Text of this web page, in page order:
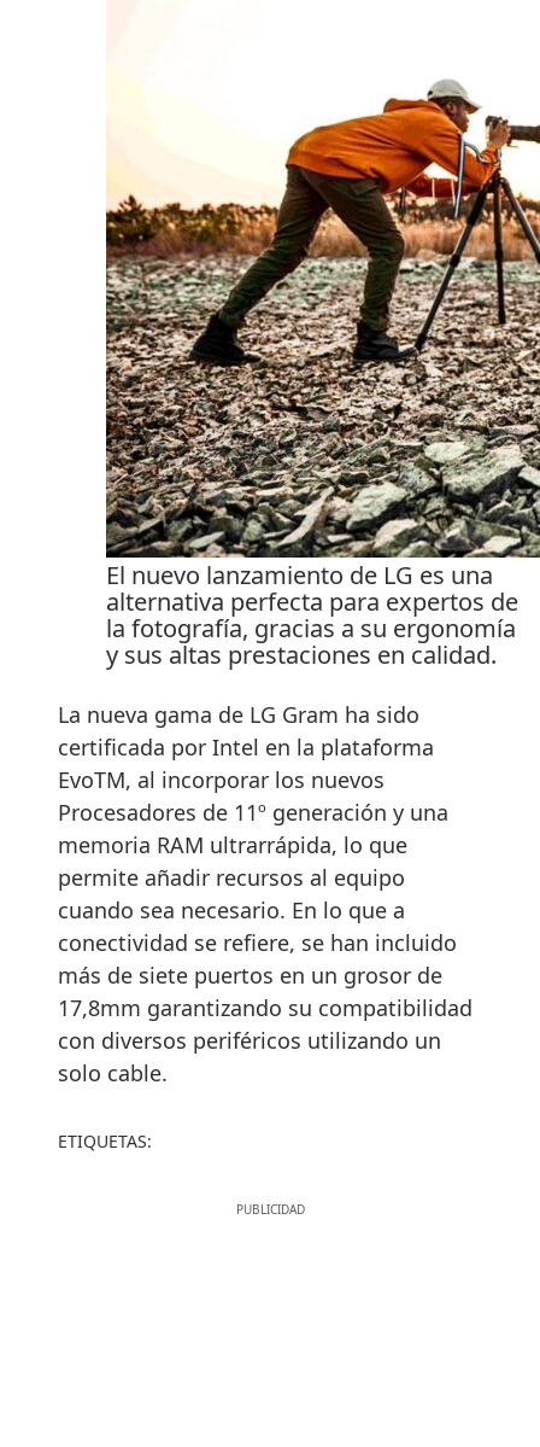
El nuevo lanzamiento de LG es una
alternativa perfecta para expertos de
la fotografía, gracias a su ergonomía
y sus altas prestaciones en calidad.
La nueva gama de LG Gram ha sido
certificada por Intel en la plataforma
EvoTM, al incorporar los nuevos
Procesadores de 11º generación y una
memoria RAM ultrarrápida, lo que
permite añadir recursos al equipo
cuando sea necesario. En lo que a
conectividad se refiere, se han incluido
más de siete puertos en un grosor de
17,8mm garantizando su compatibilidad
con diversos periféricos utilizando un
solo cable.
ETIQUETAS: